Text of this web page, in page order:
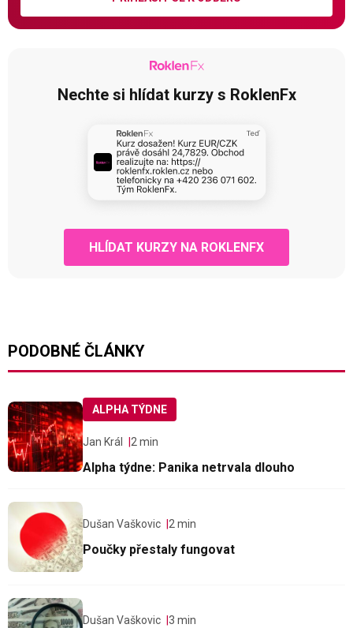
Nechte si hlídat kurzy s RoklenFx
HLÍDAT KURZY NA ROKLENFX
PODOBNÉ ČLÁNKY
ALPHA TÝDNE
Jan Král 2 min
Alpha týdne: Panika netrvala dlouho
Dušan Vaškovic 2 min
Poučky přestaly fungovat
Dušan Vaškovic 3 min